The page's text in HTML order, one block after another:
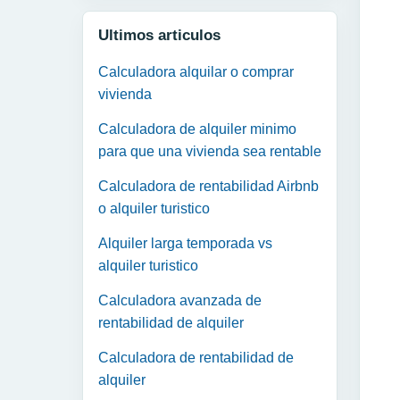
Ultimos articulos
Calculadora alquilar o comprar
vivienda
Calculadora de alquiler minimo
para que una vivienda sea rentable
Calculadora de rentabilidad Airbnb
o alquiler turistico
Alquiler larga temporada vs
alquiler turistico
Calculadora avanzada de
rentabilidad de alquiler
Calculadora de rentabilidad de
alquiler